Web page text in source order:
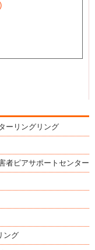
ーリングリング
者ピアサポートセンター
ング